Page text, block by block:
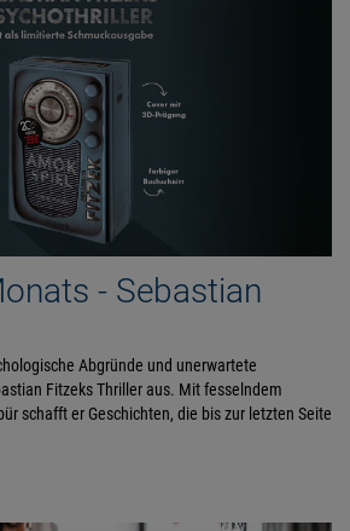
- Sebastian
Abgründe und unerwartete
Fitzeks Thriller aus. Mit fesselndem
schafft er Geschichten, die bis zur letzten Seite